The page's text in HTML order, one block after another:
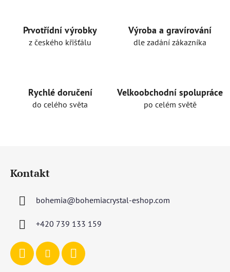
Prvotřídní výrobky
z českého křišťálu
Výroba a gravírování
dle zadání zákazníka
Rychlé doručení
do celého světa
Velkoobchodní spolupráce
po celém světě
Kontakt
bohemia@bohemiacrystal-eshop.com
+420 739 133 159